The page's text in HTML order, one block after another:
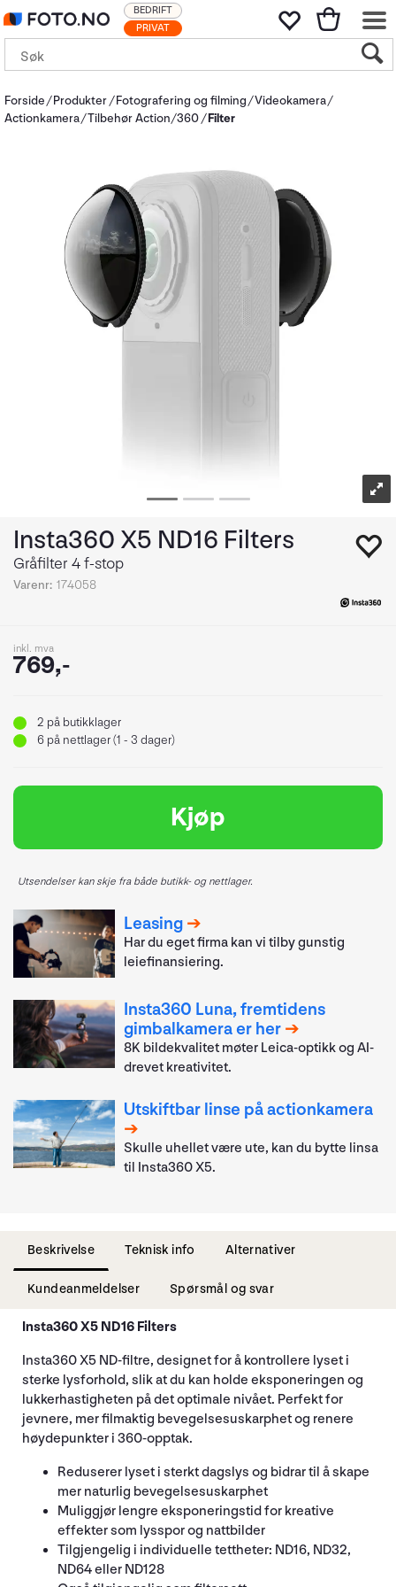
PRIVAT
BEDRIFT
Forside Produkter Fotografering og filming Videokamera
Actionkamera Tilbehør Action/360 Filter
Insta360 X5 ND16 Filters
Gråfilter 4 f-stop
Varenr: 174058
inkl. mva
769,-
2 på butikklager
6 på nettlager (1 - 3 dager)
Kjøp
Utsendelser kan skje fra både butikk- og nettlager.
Leasing
Har du eget firma kan vi tilby gunstig
leiefinansiering.
Insta360 Luna, fremtidens
gimbalkamera er her
8K bildekvalitet møter Leica-optikk og AI-
drevet kreativitet.
Utskiftbar linse på actionkamera
Skulle uhellet være ute, kan du bytte linsa
til Insta360 X5.
Beskrivelse Teknisk info Alternativer
Kundeanmeldelser Spørsmål og svar
Insta360 X5 ND16 Filters
Insta360 X5 ND-filtre, designet for å kontrollere lyset i
sterke lysforhold, slik at du kan holde eksponeringen og
lukkerhastigheten på det optimale nivået. Perfekt for
jevnere, mer filmaktig bevegelsesuskarphet og renere
høydepunkter i 360-opptak.
Reduserer lyset i sterkt dagslys og bidrar til å skape
mer naturlig bevegelsesuskarphet
Muliggjør lengre eksponeringstid for kreative
effekter som lysspor og nattbilder
Tilgjengelig i individuelle tettheter: ND16, ND32,
ND64 eller ND128